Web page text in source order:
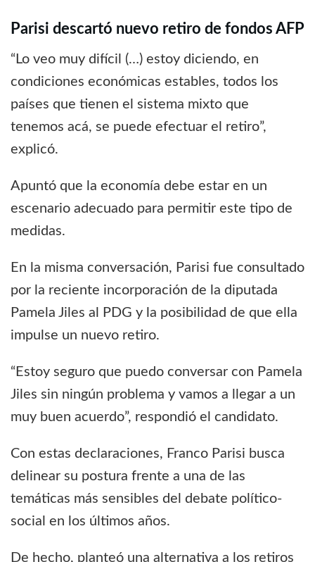
Parisi descartó nuevo retiro de fondos AFP
“Lo veo muy difícil (…) estoy diciendo, en
condiciones económicas estables, todos los
países que tienen el sistema mixto que
tenemos acá, se puede efectuar el retiro”,
explicó.
Apuntó que la economía debe estar en un
escenario adecuado para permitir este tipo de
medidas.
En la misma conversación, Parisi fue consultado
por la reciente incorporación de la diputada
Pamela Jiles al PDG y la posibilidad de que ella
impulse un nuevo retiro.
“Estoy seguro que puedo conversar con Pamela
Jiles sin ningún problema y vamos a llegar a un
muy buen acuerdo”, respondió el candidato.
Con estas declaraciones, Franco Parisi busca
delinear su postura frente a una de las
temáticas más sensibles del debate político-
social en los últimos años.
De hecho, planteó una alternativa a los retiros